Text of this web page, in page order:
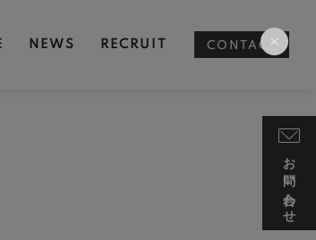
NEWS RECRUIT CONTACT
お問い合わせ